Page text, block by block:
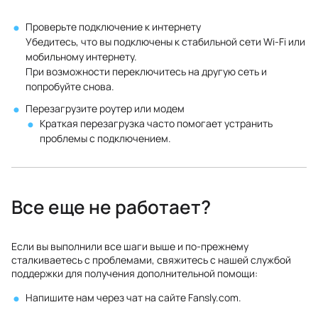
Проверьте подключение к интернету
Убедитесь, что вы подключены к стабильной сети Wi‑Fi или
мобильному интернету.
При возможности переключитесь на другую сеть и
попробуйте снова.
Перезагрузите роутер или модем
Краткая перезагрузка часто помогает устранить
проблемы с подключением.
Все еще не работает?
Если вы выполнили все шаги выше и по‑прежнему
сталкиваетесь с проблемами, свяжитесь с нашей службой
поддержки для получения дополнительной помощи:
Напишите нам через чат на сайте Fansly.com.